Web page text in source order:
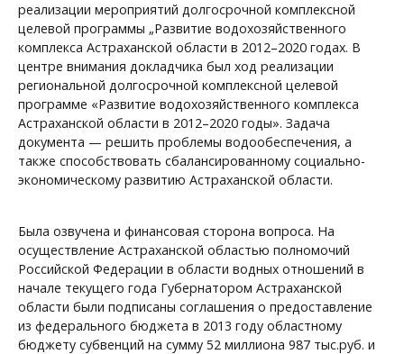
реализации мероприятий долгосрочной комплексной
целевой программы „Развитие водохозяйственного
комплекса Астраханской области в 2012–2020 годах. В
центре внимания докладчика был ход реализации
региональной долгосрочной комплексной целевой
программе «Развитие водохозяйственного комплекса
Астраханской области в 2012–2020 годы». Задача
документа — решить проблемы водообеспечения, а
также способствовать сбалансированному социально-
экономическому развитию Астраханской области.
Была озвучена и финансовая сторона вопроса. На
осуществление Астраханской областью полномочий
Российской Федерации в области водных отношений в
начале текущего года Губернатором Астраханской
области были подписаны соглашения о предоставление
из федерального бюджета в 2013 году областному
бюджету субвенций на сумму 52 миллиона 987 тыс.руб. и